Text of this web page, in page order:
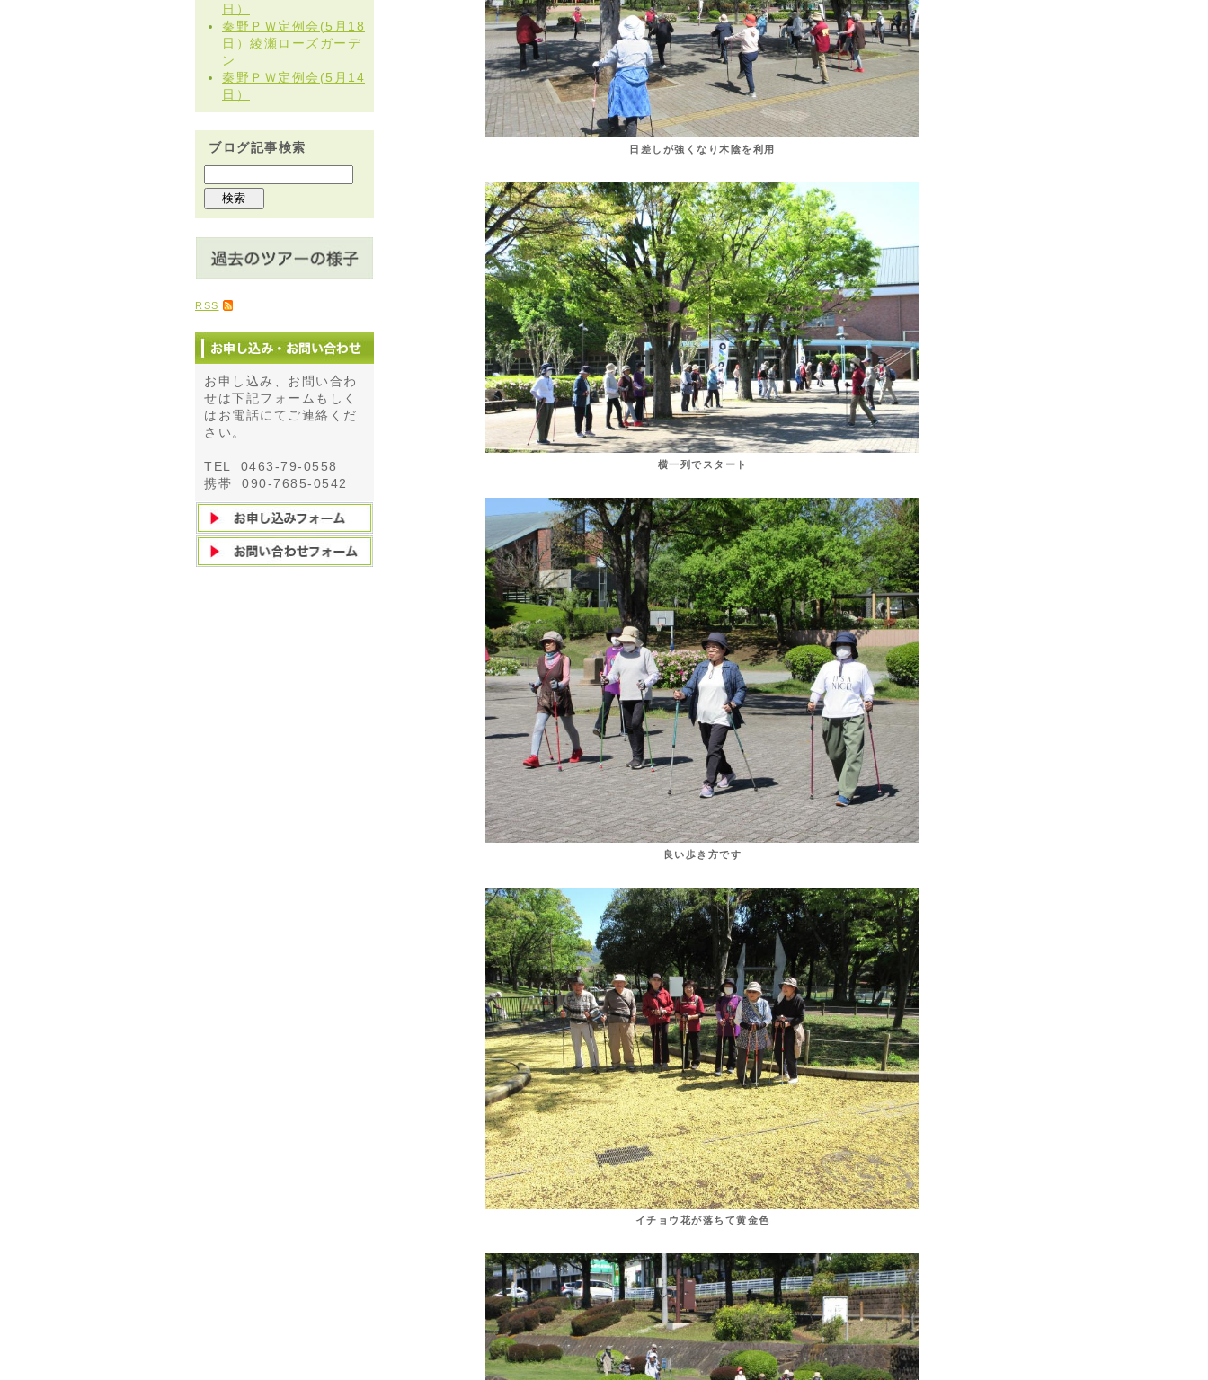
日）
秦野ＰＷ定例会(5月18
日）綾瀬ローズガーデ
ン
秦野ＰＷ定例会(5月14
日）
ブログ記事検索
RSS
お申し込み、お問い合わ
せは下記フォームもしく
はお電話にてご連絡くだ
さい。
TEL 0463-79-0558
携帯 090-7685-0542
日差しが強くなり木陰を利用
横一列でスタート
良い歩き方です
イチョウ花が落ちて黄金色